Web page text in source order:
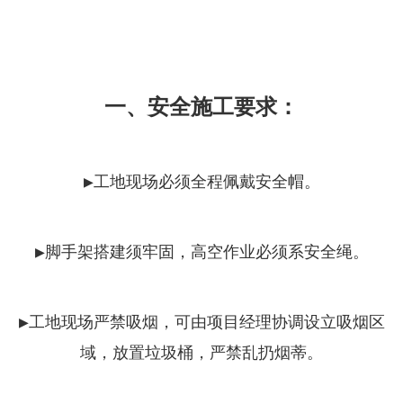
一、安全施工要求：
▶工地现场必须全程佩戴安全帽。
▶脚手架搭建须牢固，高空作业必须系安全绳。
▶工地现场严禁吸烟，可由项目经理协调设立吸烟区
域，放置垃圾桶，严禁乱扔烟蒂。